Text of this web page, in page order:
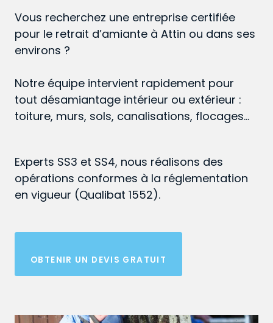
Vous recherchez une entreprise certifiée
pour le retrait d’amiante à Attin ou dans ses
environs ?
Notre équipe intervient rapidement pour
tout désamiantage intérieur ou extérieur :
toiture, murs, sols, canalisations, flocages…
Experts SS3 et SS4, nous réalisons des
opérations conformes à la réglementation
en vigueur (Qualibat 1552).
OBTENIR UN DEVIS GRATUIT